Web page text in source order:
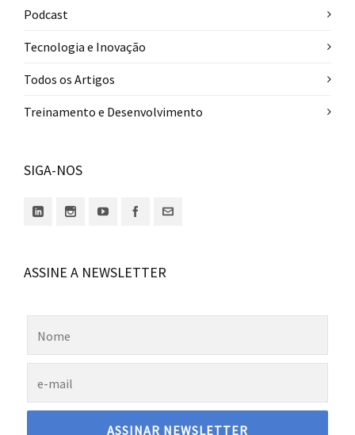
Podcast
Tecnologia e Inovação
Todos os Artigos
Treinamento e Desenvolvimento
SIGA-NOS
ASSINE A NEWSLETTER